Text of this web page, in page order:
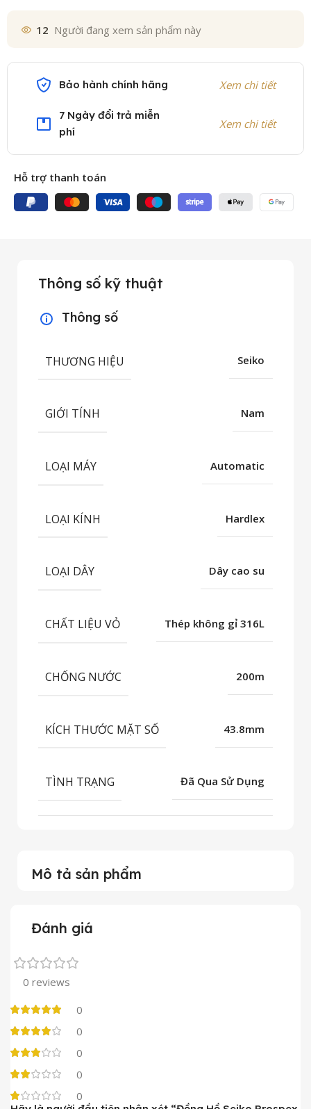
12 Người đang xem sản phẩm này
Bảo hành chính hãng Xem chi tiết
7 Ngày đổi trả miễn
phí
Xem chi tiết
Hỗ trợ thanh toán
Mô tả sản phẩm
Thông số kỹ thuật
Thông số
THƯƠNG HIỆU Seiko
GIỚI TÍNH Nam
LOẠI MÁY Automatic
LOẠI KÍNH Hardlex
LOẠI DÂY Dây cao su
CHẤT LIỆU VỎ Thép không gỉ 316L
CHỐNG NƯỚC 200m
KÍCH THƯỚC MẶT SỐ 43.8mm
TÌNH TRẠNG Đã Qua Sử Dụng
Đánh giá
0 reviews
0
0
0
0
0